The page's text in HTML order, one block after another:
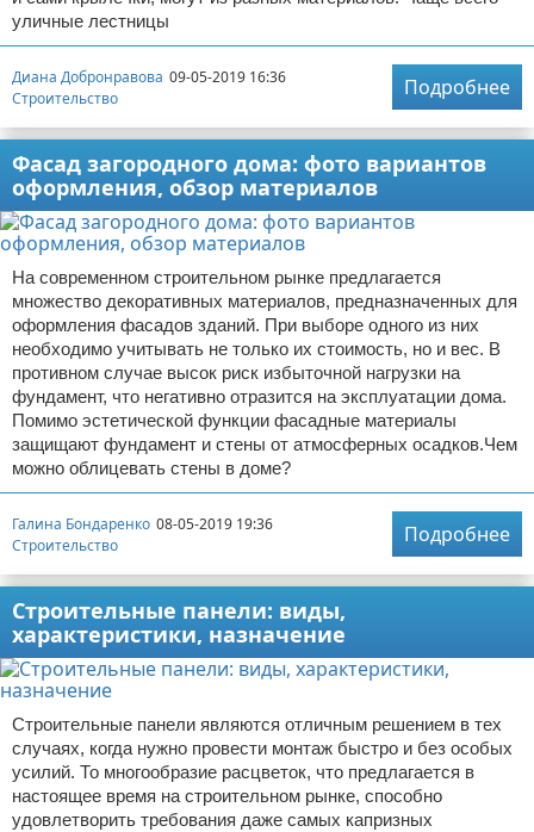
уличные лестницы
Диана Добронравова 09-05-2019 16:36
Строительство
Подробнее
Фасад загородного дома: фото вариантов
оформления, обзор материалов
На современном строительном рынке предлагается
множество декоративных материалов, предназначенных для
оформления фасадов зданий. При выборе одного из них
необходимо учитывать не только их стоимость, но и вес. В
противном случае высок риск избыточной нагрузки на
фундамент, что негативно отразится на эксплуатации дома.
Помимо эстетической функции фасадные материалы
защищают фундамент и стены от атмосферных осадков.Чем
можно облицевать стены в доме?
Галина Бондаренко 08-05-2019 19:36
Строительство
Подробнее
Строительные панели: виды,
характеристики, назначение
Строительные панели являются отличным решением в тех
случаях, когда нужно провести монтаж быстро и без особых
усилий. То многообразие расцветок, что предлагается в
настоящее время на строительном рынке, способно
удовлетворить требования даже самых капризных